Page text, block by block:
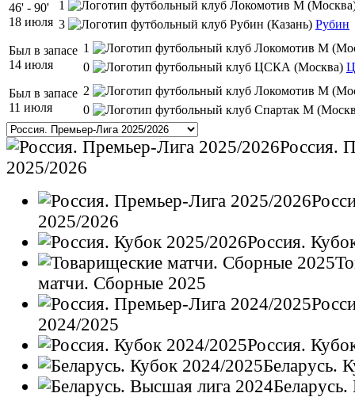
46' - 90'
18 июля
1
3
Рубин
Был в запасе
14 июля
1
0
Был в запасе
11 июля
2
0
Россия.
2025/2026
2025/2026
Россия.
матчи. Сборные 2025
2024/2025
Россия.
Беларусь.